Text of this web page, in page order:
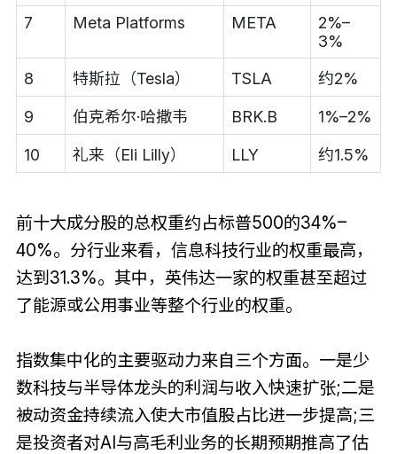
7
Meta Platforms META
2%–
3%
8
特斯拉（Tesla） TSLA 约2%
9 伯克希尔·哈撒韦 BRK.B 1%–2%
10 礼来（Eli Lilly） LLY 约1.5%
前十大成分股的总权重约占标普500的34%–
40%。分行业来看，信息科技行业的权重最高，
达到31.3%。其中，英伟达一家的权重甚至超过
了能源或公用事业等整个行业的权重。
指数集中化的主要驱动力来自三个方面。一是少
数科技与半导体龙头的利润与收入快速扩张;二是
被动资金持续流入使大市值股占比进一步提高;三
是投资者对AI与高毛利业务的长期预期推高了估